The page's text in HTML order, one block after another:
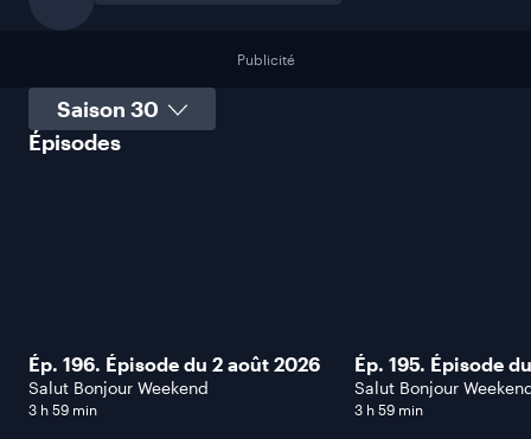
Publicité
Sélectionner une saison
Épisodes
Ép. 196. Épisode du 2 août 2026
Salut Bonjour Weekend
3 h 59 min
Ép. 195. Épisode
Salut Bonjour
3 h 59 min